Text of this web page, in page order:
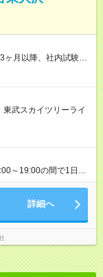
月以降、社内試験に
50～100円の昇給あ
時と同じです。
武スカイツリーライ
～19:00の間で1日7
可能 ※土曜日勤務でき
詳細へ